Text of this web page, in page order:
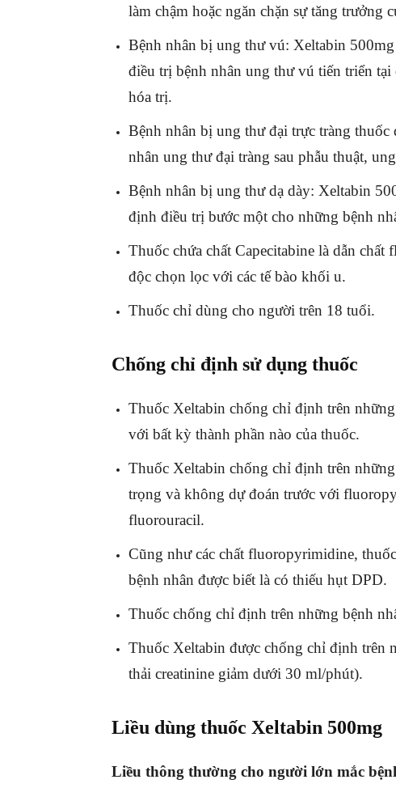
làm chậm hoặc ngăn chặn sự tăng trưởng
Bệnh nhân bị ung thư vú: Xeltabin
điều trị bệnh nhân ung thư vú tiến triển
hóa trị.
Bệnh nhân bị ung thư đại trực tràng
nhân ung thư đại tràng sau phẫu thuật,
Bệnh nhân bị ung thư dạ dày: Xeltabin
định điều trị bước một cho những bệnh
Thuốc chứa chất Capecitabine là dẫn
độc chọn lọc với các tế bào khối u.
Thuốc chỉ dùng cho người trên 18 tuổi.
Chống chỉ định sử dụng thuốc
Thuốc Xeltabin chống chỉ định trên
với bất kỳ thành phần nào của thuốc.
Thuốc Xeltabin chống chỉ định trên
trọng và không dự đoán trước với
fluorouracil.
Cũng như các chất fluoropyrimidine,
bệnh nhân được biết là có thiếu hụt DPD.
Thuốc chống chỉ định trên những bệnh
Thuốc Xeltabin được chống chỉ định trên
thải creatinine giảm dưới 30 ml/phút).
Liều dùng thuốc Xeltabin 500mg
Liều thông thường cho người lớn mắc